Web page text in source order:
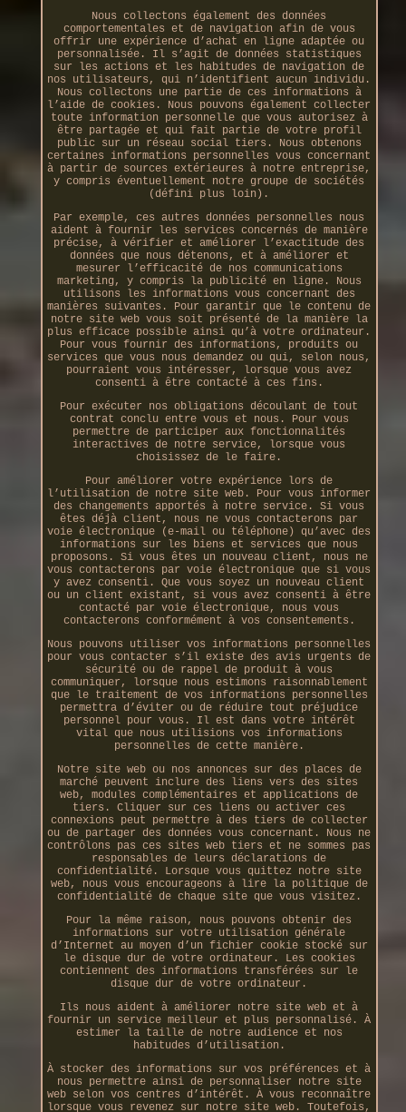
Nous collectons également des données
comportementales et de navigation afin de vous
offrir une expérience d’achat en ligne adaptée ou
personnalisée. Il s’agit de données statistiques
sur les actions et les habitudes de navigation de
nos utilisateurs, qui n’identifient aucun individu.
Nous collectons une partie de ces informations à
l’aide de cookies. Nous pouvons également collecter
toute information personnelle que vous autorisez à
être partagée et qui fait partie de votre profil
public sur un réseau social tiers. Nous obtenons
certaines informations personnelles vous concernant
à partir de sources extérieures à notre entreprise,
y compris éventuellement notre groupe de sociétés
(défini plus loin).
Par exemple, ces autres données personnelles nous
aident à fournir les services concernés de manière
précise, à vérifier et améliorer l’exactitude des
données que nous détenons, et à améliorer et
mesurer l’efficacité de nos communications
marketing, y compris la publicité en ligne. Nous
utilisons les informations vous concernant des
manières suivantes. Pour garantir que le contenu de
notre site web vous soit présenté de la manière la
plus efficace possible ainsi qu’à votre ordinateur.
Pour vous fournir des informations, produits ou
services que vous nous demandez ou qui, selon nous,
pourraient vous intéresser, lorsque vous avez
consenti à être contacté à ces fins.
Pour exécuter nos obligations découlant de tout
contrat conclu entre vous et nous. Pour vous
permettre de participer aux fonctionnalités
interactives de notre service, lorsque vous
choisissez de le faire.
Pour améliorer votre expérience lors de
l’utilisation de notre site web. Pour vous informer
des changements apportés à notre service. Si vous
êtes déjà client, nous ne vous contacterons par
voie électronique (e-mail ou téléphone) qu’avec des
informations sur les biens et services que nous
proposons. Si vous êtes un nouveau client, nous ne
vous contacterons par voie électronique que si vous
y avez consenti. Que vous soyez un nouveau client
ou un client existant, si vous avez consenti à être
contacté par voie électronique, nous vous
contacterons conformément à vos consentements.
Nous pouvons utiliser vos informations personnelles
pour vous contacter s’il existe des avis urgents de
sécurité ou de rappel de produit à vous
communiquer, lorsque nous estimons raisonnablement
que le traitement de vos informations personnelles
permettra d’éviter ou de réduire tout préjudice
personnel pour vous. Il est dans votre intérêt
vital que nous utilisions vos informations
personnelles de cette manière.
Notre site web ou nos annonces sur des places de
marché peuvent inclure des liens vers des sites
web, modules complémentaires et applications de
tiers. Cliquer sur ces liens ou activer ces
connexions peut permettre à des tiers de collecter
ou de partager des données vous concernant. Nous ne
contrôlons pas ces sites web tiers et ne sommes pas
responsables de leurs déclarations de
confidentialité. Lorsque vous quittez notre site
web, nous vous encourageons à lire la politique de
confidentialité de chaque site que vous visitez.
Pour la même raison, nous pouvons obtenir des
informations sur votre utilisation générale
d’Internet au moyen d’un fichier cookie stocké sur
le disque dur de votre ordinateur. Les cookies
contiennent des informations transférées sur le
disque dur de votre ordinateur.
Ils nous aident à améliorer notre site web et à
fournir un service meilleur et plus personnalisé. À
estimer la taille de notre audience et nos
habitudes d’utilisation.
À stocker des informations sur vos préférences et à
nous permettre ainsi de personnaliser notre site
web selon vos centres d’intérêt. À vous reconnaître
lorsque vous revenez sur notre site web. Toutefois,